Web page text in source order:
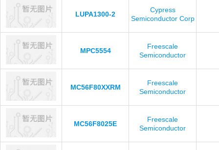
LUPA1300-2
Cypress
Semiconductor Corp
MPC5554
Freescale
Semiconductor
MC56F80XXRM
Freescale
Semiconductor
MC56F8025E
Freescale
Semiconductor